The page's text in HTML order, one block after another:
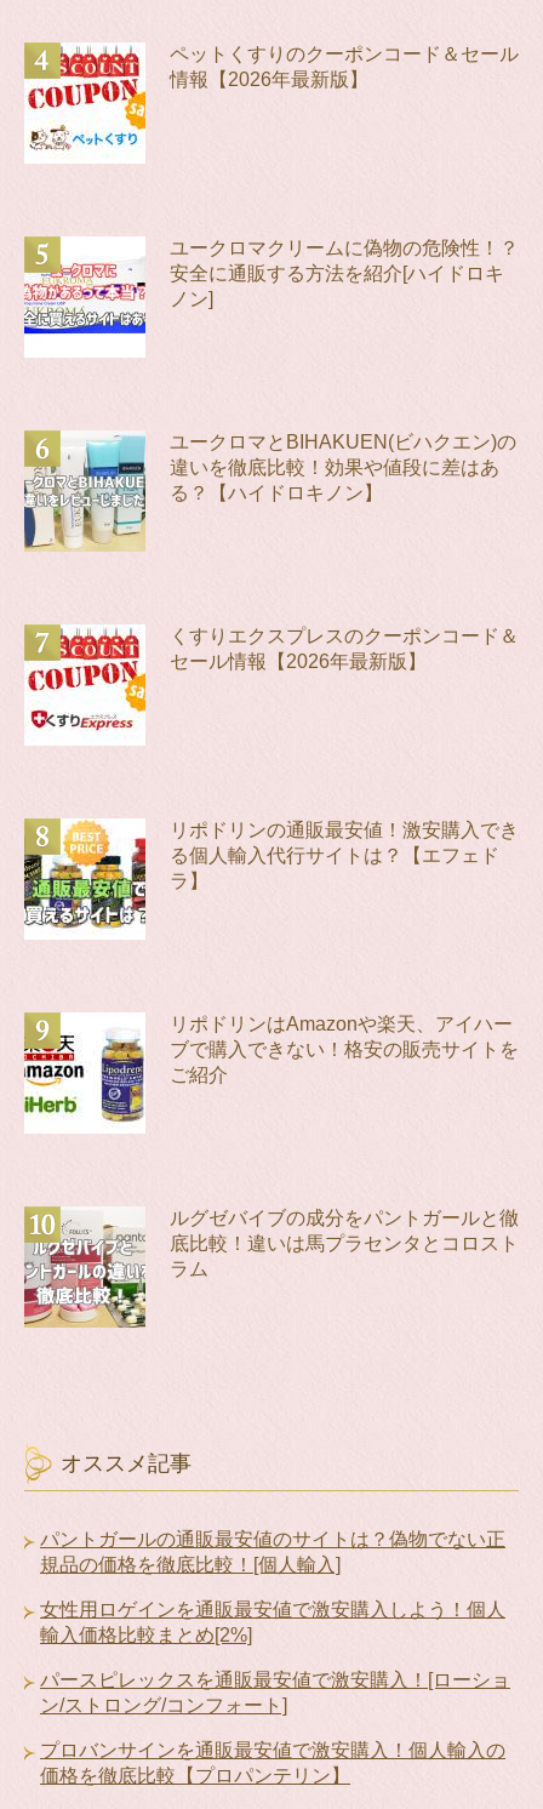
ペットくすりのクーポンコード＆セール
情報【2026年最新版】
ユークロマクリームに偽物の危険性！？
安全に通販する方法を紹介[ハイドロキ
ノン]
ユークロマとBIHAKUEN(ビハクエン)の
違いを徹底比較！効果や値段に差はあ
る？【ハイドロキノン】
くすりエクスプレスのクーポンコード＆
セール情報【2026年最新版】
リポドリンの通販最安値！激安購入でき
る個人輸入代行サイトは？【エフェド
ラ】
リポドリンはAmazonや楽天、アイハー
ブで購入できない！格安の販売サイトを
ご紹介
ルグゼバイブの成分をパントガールと徹
底比較！違いは馬プラセンタとコロスト
ラム
オススメ記事
パントガールの通販最安値のサイトは？偽物でない正
規品の価格を徹底比較！[個人輸入]
女性用ロゲインを通販最安値で激安購入しよう！個人
輸入価格比較まとめ[2%]
パースピレックスを通販最安値で激安購入！[ローショ
ン/ストロング/コンフォート]
プロバンサインを通販最安値で激安購入！個人輸入の
価格を徹底比較【プロパンテリン】